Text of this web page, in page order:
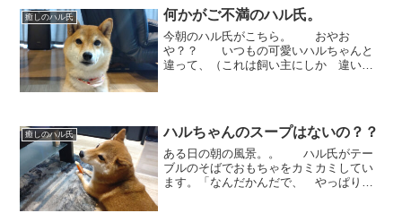
トゲートの間から。。。覗いていま
す。...
癒しのハル氏 何かがご不満のハル氏。
今朝のハル氏がこちら。 おやお
や？？ いつもの可愛いハルちゃんと
違って、（これは飼い主にしか 違いは
無表情でお座りしてるハル...
癒しのハル氏 ハルちゃんのスープはないの？？
ある日の朝の風景。。 ハル氏がテー
ブルのそばでおもちゃをカミカミしてい
ます。「なんだかんだで、 やっぱりコ